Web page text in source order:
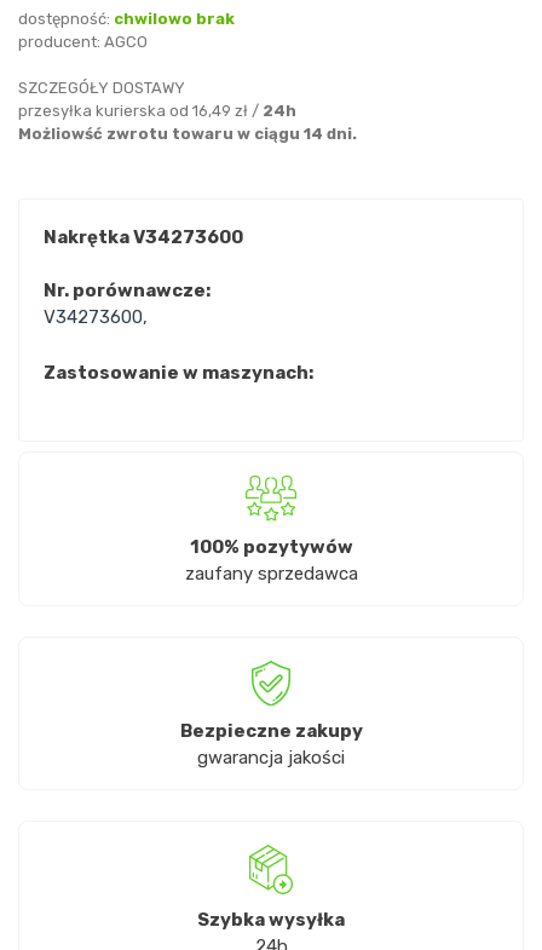
dostępność: chwilowo brak
producent: AGCO
SZCZEGÓŁY DOSTAWY
przesyłka kurierska od 16,49 zł / 24h
Możliowść zwrotu towaru w ciągu 14 dni.
Nakrętka V34273600
Nr. porównawcze:
V34273600,
Zastosowanie w maszynach:
100% pozytywów
zaufany sprzedawca
Bezpieczne zakupy
gwarancja jakości
Szybka wysyłka